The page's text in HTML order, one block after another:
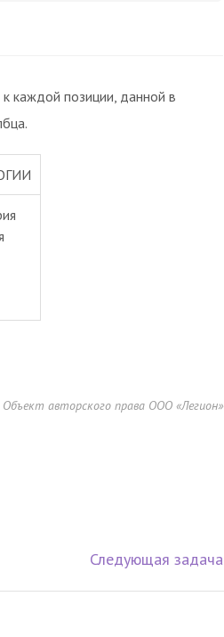
каждой позиции, данной в
Объект авторского права ООО «Легион»
Следующая задача